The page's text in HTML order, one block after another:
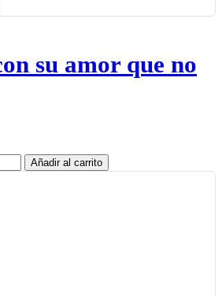
su amor que no
Añadir al carrito